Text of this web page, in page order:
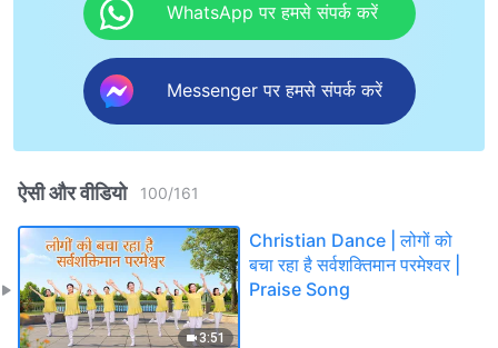
WhatsApp पर हमसे संपर्क करें
Messenger पर हमसे संपर्क करें
ऐसी और वीडियो 100/161
3:51
Christian Dance | लोगों को
बचा रहा है सर्वशक्तिमान परमेश्वर |
Praise Song